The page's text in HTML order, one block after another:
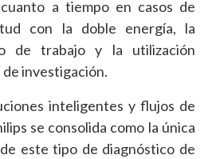
a tiempo en casos de
con la doble energía, la
de trabajo y la utilización
investigación.
inteligentes y flujos de
se consolida como la única
este tipo de diagnóstico de